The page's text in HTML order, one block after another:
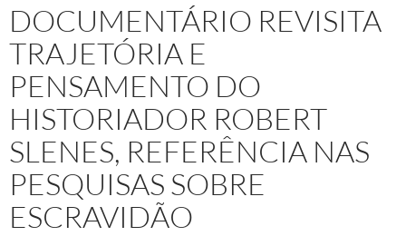
DOCUMENTÁRIO REVISITA
TRAJETÓRIA E
PENSAMENTO DO
HISTORIADOR ROBERT
SLENES, REFERÊNCIA NAS
PESQUISAS SOBRE
ESCRAVIDÃO